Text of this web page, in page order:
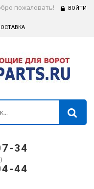
пожаловать! ВОЙТИ
34
44